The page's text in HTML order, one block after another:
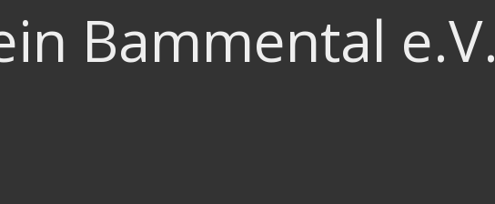
Bammental e.V.